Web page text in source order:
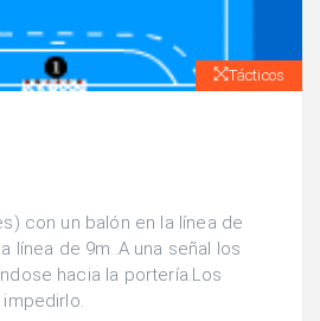
Tácticos
con un balón en la línea de
línea de 9m..A una señal los
hacia la portería.Los